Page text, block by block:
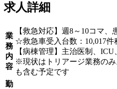
求人詳細
業
務
内
容
【救急対応】週8～10コマ、
☆救急車受入台数：10,017件
【病棟管理】主治医制、
※現状はトリアージ業務の
も含む予定です
勤